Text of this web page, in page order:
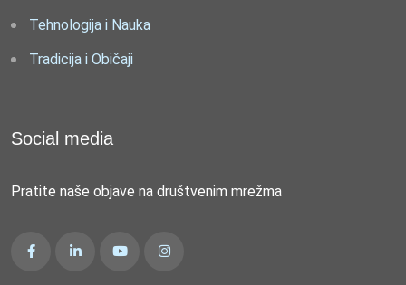
Tehnologija i Nauka
Tradicija i Običaji
Social media
Pratite naše objave na društvenim mrežma